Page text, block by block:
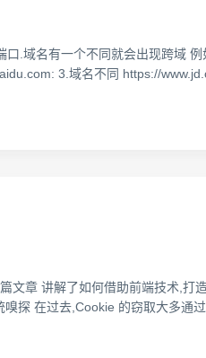
.域名有一个不同就会出现跨域
3.域名不同 https://
章 讲解了如何借助前端技术,打
探 在过去,Cookie 的窃取大多通